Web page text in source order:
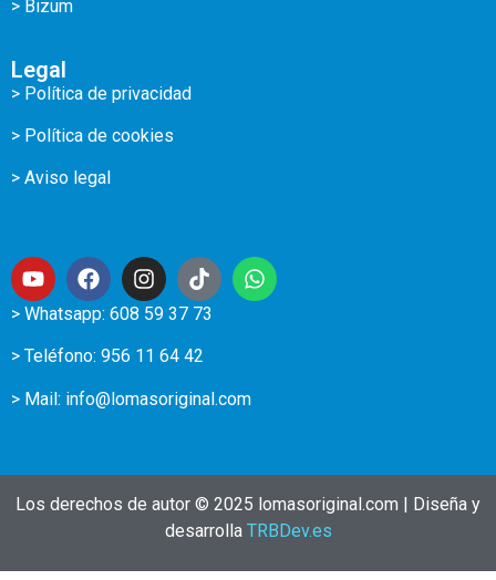
> Bizum
Legal
> Política de privacidad
> Política de cookies
> Aviso legal
> Whatsapp: 608 59 37 73
> Teléfono: 956 11 64 42
> Mail: info@lomasoriginal.com
Los derechos de autor © 2025 lomasoriginal.com | Diseña y
desarrolla TRBDev.es